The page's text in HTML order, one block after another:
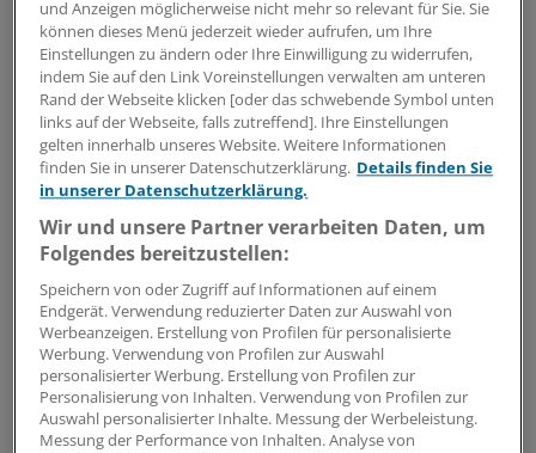
Öffentliches Gesundheitswesen (von 60 auf 54
Monate)
Neuropathologie (von 72 auf 60 Monate)
Pathologie (von 72 auf 60 Monate)
Klinische Pharmakologie (von 60 auf 48 Monate)
Pharmakologie und Toxikologie (von 60 auf 48
Monate)
Physiologie (von 48 auf 36 Monate)
Und nicht immer sei es eine Reduktion um Jahre, wie das
Öffentliche Gesundheitswesen zeige, erläuterte
Herrmann.
ÖGD-Kollegen fürchten Kompetenzverlust
und Anzeigen möglicherweise nicht mehr so relevant für Sie. Sie
können dieses Menü jederzeit wieder aufrufen, um Ihre
Einstellungen zu ändern oder Ihre Einwilligung zu widerrufen,
indem Sie auf den Link Voreinstellungen verwalten am unteren
Rand der Webseite klicken [oder das schwebende Symbol unten
links auf der Webseite, falls zutreffend]. Ihre Einstellungen
gelten innerhalb unseres Website. Weitere Informationen
finden Sie in unserer Datenschutzerklärung. Details finden Sie
in unserer Datenschutzerklärung.
Wir und unsere Partner verarbeiten Daten, um
Folgendes bereitzustellen:
Speichern von oder Zugriff auf Informationen auf einem
Endgerät. Verwendung reduzierter Daten zur Auswahl von
Werbeanzeigen. Erstellung von Profilen für personalisierte
Werbung. Verwendung von Profilen zur Auswahl
personalisierter Werbung. Erstellung von Profilen zur
Personalisierung von Inhalten. Verwendung von Profilen zur
Auswahl personalisierter Inhalte. Messung der Werbeleistung.
Messung der Performance von Inhalten. Analyse von